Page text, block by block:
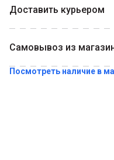
Доставить курьером
Самовывоз из
Посмотреть наличие в